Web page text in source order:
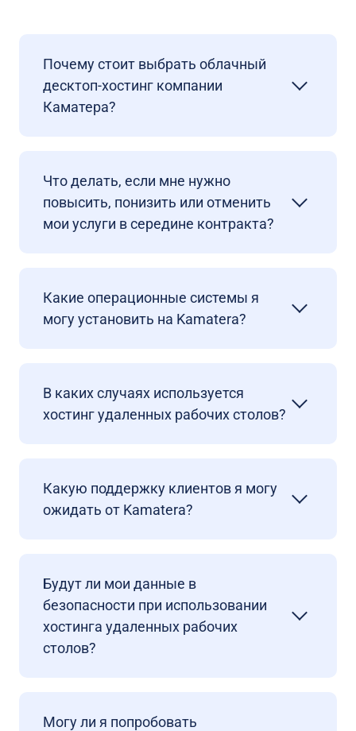
Почему стоит выбрать облачный
десктоп-хостинг компании
Каматера?
Что делать, если мне нужно
повысить, понизить или отменить
мои услуги в середине контракта?
Какие операционные системы я
могу установить на Kamatera?
В каких случаях используется
хостинг удаленных рабочих столов?
Какую поддержку клиентов я могу
ожидать от Kamatera?
Будут ли мои данные в
безопасности при использовании
хостинга удаленных рабочих
столов?
Могу ли я попробовать